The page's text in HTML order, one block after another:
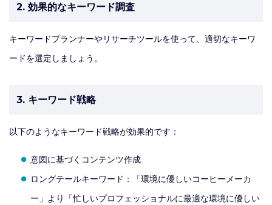
2. 効果的なキーワード調査
キーワードプランナーやリサーチツールを使って、適切なキーワ
ードを選定しましょう。
3. キーワード戦略
以下のようなキーワード戦略が効果的です：
意図に基づくコンテンツ作成
ロングテールキーワード：「環境に優しいコーヒーメーカ
ー」より「忙しいプロフェッショナルに最適な環境に優しい